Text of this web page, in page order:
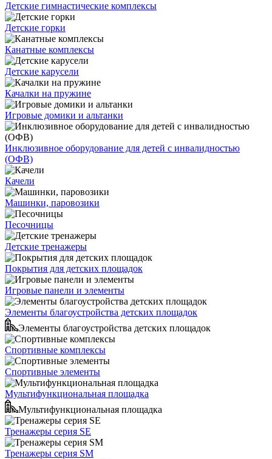
Детские гимнастические комплексы
Детские горки
Канатные комплексы
Детские карусели
Качалки на пружине
Игровые домики и альтанки
Инклюзивное оборудование для детей с инвалидностью
(ОФВ)
Качели
Машинки, паровозики
Песочницы
Детские тренажеры
Покрытия для детских площадок
Игровые панели и элементы
Элементы благоустройства детских площадок
Элементы благоустройства детских площадок
Спортивные комплексы
Спортивные элементы
Мультифункциональная площадка
Мультифункциональная площадка
Тренажеры серия SE
Тренажеры серия SM